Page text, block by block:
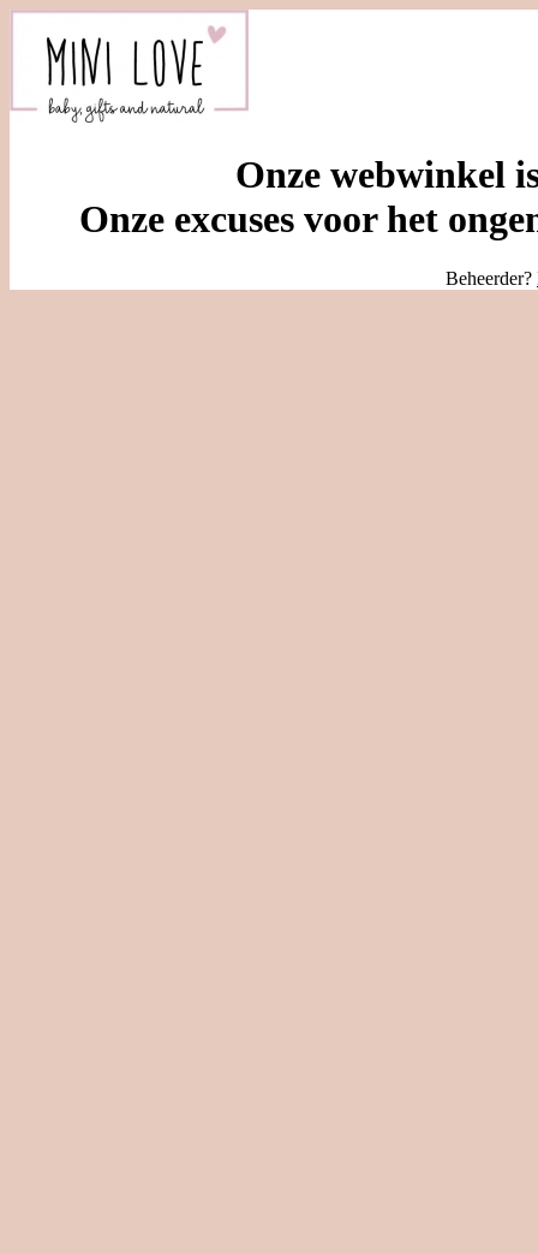
Onze webwinkel
Onze excuses voor het
Beheerder?